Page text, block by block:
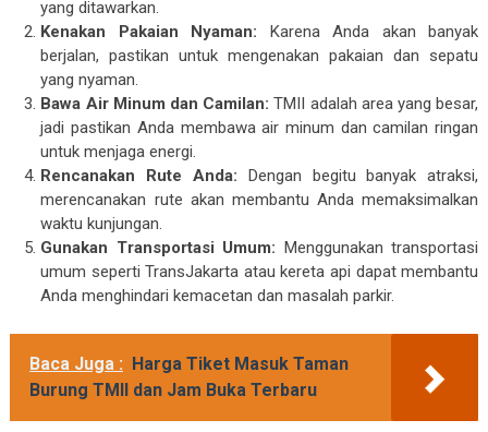
yang ditawarkan.
Kenakan Pakaian Nyaman: Karena Anda akan banyak
berjalan, pastikan untuk mengenakan pakaian dan sepatu
yang nyaman.
Bawa Air Minum dan Camilan: TMII adalah area yang besar,
jadi pastikan Anda membawa air minum dan camilan ringan
untuk menjaga energi.
Rencanakan Rute Anda: Dengan begitu banyak atraksi,
merencanakan rute akan membantu Anda memaksimalkan
waktu kunjungan.
Gunakan Transportasi Umum: Menggunakan transportasi
umum seperti TransJakarta atau kereta api dapat membantu
Anda menghindari kemacetan dan masalah parkir.
Baca Juga : Harga Tiket Masuk Taman
Burung TMII dan Jam Buka Terbaru